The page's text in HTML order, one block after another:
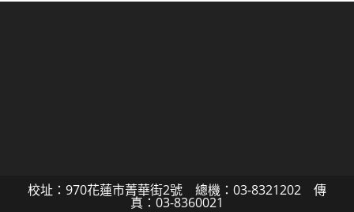
校址：970花蓮市菁華街2號 總機：03-8321202 傳
真：03-8360021